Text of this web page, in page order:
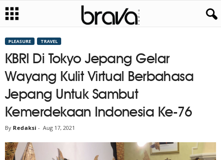
PLEASURE TRAVEL
KBRI Di Tokyo Jepang Gelar
Wayang Kulit Virtual Berbahasa
Jepang Untuk Sambut
Kemerdekaan Indonesia Ke-76
By Redaksi - Aug 17, 2021